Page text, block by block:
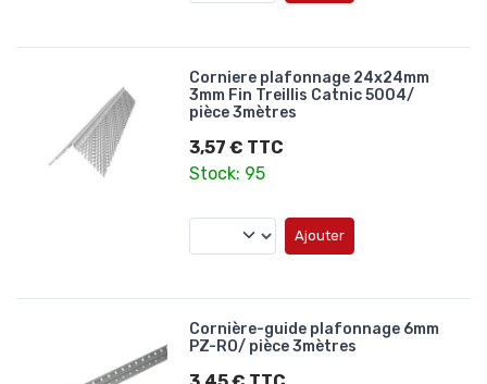
Corniere plafonnage 24x24mm
3mm Fin Treillis Catnic 5004/
pièce 3mètres
3,57 € TTC
Stock: 95
Ajouter
Cornière-guide plafonnage 6mm
PZ-RO/ pièce 3mètres